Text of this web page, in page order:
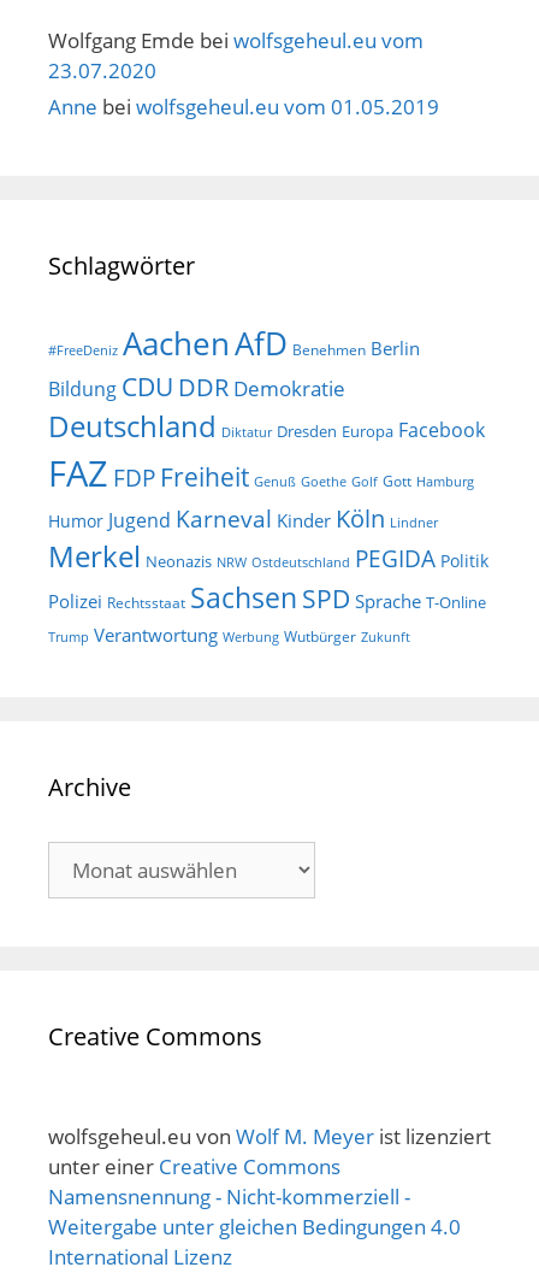
Wolfgang Emde bei wolfsgeheul.eu vom
23.07.2020
Anne bei wolfsgeheul.eu vom 01.05.2019
Schlagwörter
#FreeDeniz AachenAfD Benehmen Berlin
Bildung CDU DDR Demokratie
Deutschland Diktatur Dresden Europa Facebook
FAZ FDP Freiheit Genuß Goethe Golf Gott Hamburg
Humor Jugend Karneval Kinder Köln Lindner
Merkel Neonazis NRW Ostdeutschland PEGIDA Politik
Polizei Rechtsstaat Sachsen SPD Sprache T-Online
Trump Verantwortung Werbung Wutbürger Zukunft
Archive
Creative Commons
wolfsgeheul.eu von Wolf M. Meyer ist lizenziert
unter einer Creative Commons
Namensnennung - Nicht-kommerziell -
Weitergabe unter gleichen Bedingungen 4.0
International Lizenz